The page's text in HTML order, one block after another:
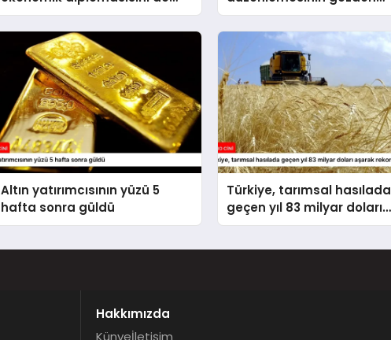
kararlılıkla ileri taşımaktadır
geçirilmesi” tavsiyesi
Altın yatırımcısının yüzü 5
hafta sonra güldü
Türkiye, tarımsal hasılada
geçen yıl 83 milyar doları
aşarak rekor kırdı
Hakkımızda